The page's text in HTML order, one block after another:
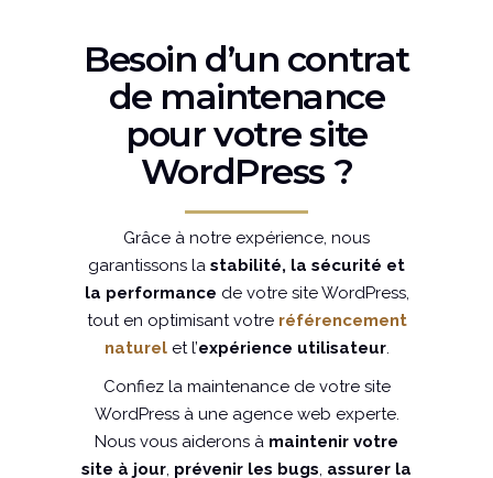
Besoin d’un contrat
de maintenance
pour votre site
WordPress ?
Grâce à notre expérience, nous
garantissons la stabilité, la sécurité et
la performance de votre site WordPress,
tout en optimisant votre référencement
naturelet l’expérience utilisateur.
Confiez la maintenance de votre site
WordPress à une agence web experte.
Nous vous aiderons à maintenir votre
site à jour, prévenir les bugs, assurer la